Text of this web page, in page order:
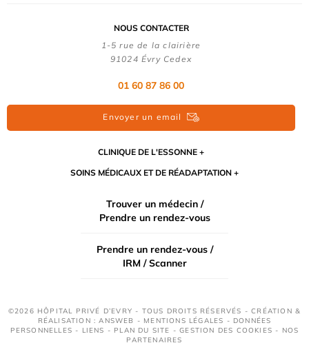
NOUS CONTACTER
1-5 rue de la clairière
91024 Évry Cedex
01 60 87 86 00
Envoyer un email
CLINIQUE DE L'ESSONNE
SOINS MÉDICAUX ET DE RÉADAPTATION
Trouver un médecin /
Prendre un rendez-vous
Prendre un rendez-vous /
IRM / Scanner
©2026 HÔPITAL PRIVÉ D’EVRY - TOUS DROITS RÉSERVÉS - CRÉATION &
RÉALISATION : ANSWEB - MENTIONS LÉGALES - DONNÉES
PERSONNELLES - LIENS - PLAN DU SITE -GESTION DES COOKIES - NOS
PARTENAIRES